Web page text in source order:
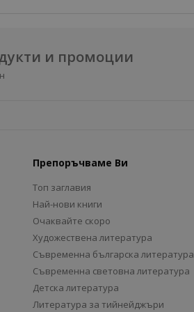
и промоции
Препоръчваме Ви
Топ заглавия
Най-нови книги
Очаквайте скоро
Художествена литература
Съвременна българска литература
Съвременна световна литература
Детска литература
Литература за тийнейджъри